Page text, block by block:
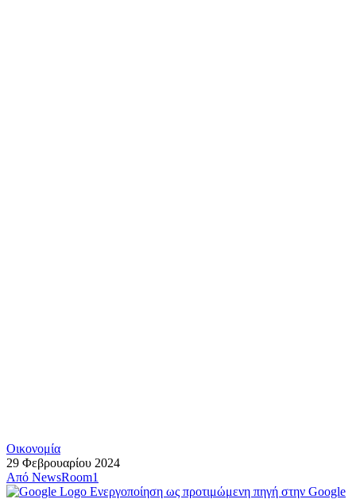
Οικονομία
29 Φεβρουαρίου 2024
Από NewsRoom1
Ενεργοποίηση ως προτιμώμενη πηγή στην Google